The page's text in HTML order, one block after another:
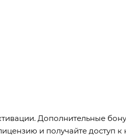
Дополнительные
и получайте доступ